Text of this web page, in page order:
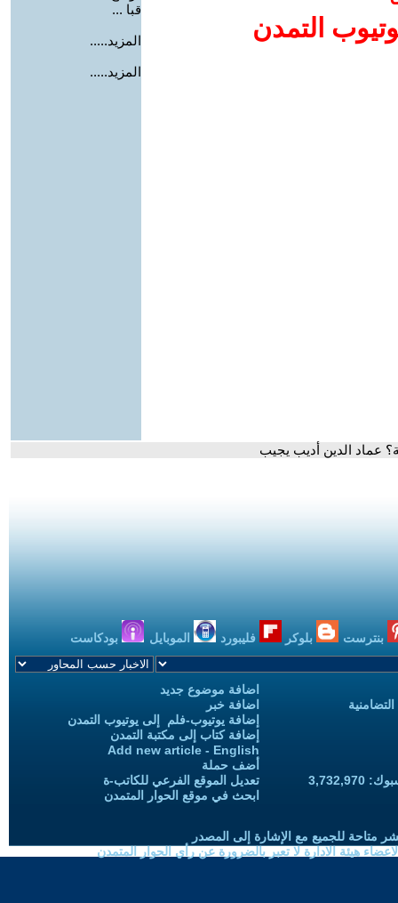
التمدن
قبا ...
المزيد.....
المزيد.....
عماد الدين أديب يجيب
بنترست بلوكر فليبورد الموبايل بودكاست
اضافة موضوع جديد
اضافة خبر
إضافة يوتيوب-فلم إلى يوتيوب التمدن
إضافة كتاب إلى مكتبة التمدن
Add new article - English
أضف حملة
تعديل الموقع الفرعي للكاتب-ة
ابحث في موقع الحوار المتمدن
متاحة للجميع مع الإشارة إلى المصدر
هيئة الادارة لا تعبر بالضرورة عن رأي الحوار المتمدن